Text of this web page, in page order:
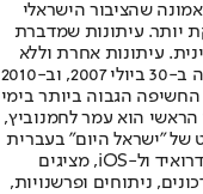
שהציבור הישראלי
יותר. עיתונות שמדברת
עיתונות אחרת וללא
תשלום. המהדורה המודפסת הראשונה פורסמה ב-30 ביולי 2007, וב-2010
החשיפה הגבוה ביותר בימי
הראשי הוא עמר לחמנוביץ,
של "ישראל היום" בעברית
ובאנגלית, כמו כן היישומונים (אפליקציות) לאנדרואיד ול-iOS, מציגים
ניתוחים ופרשנויות,